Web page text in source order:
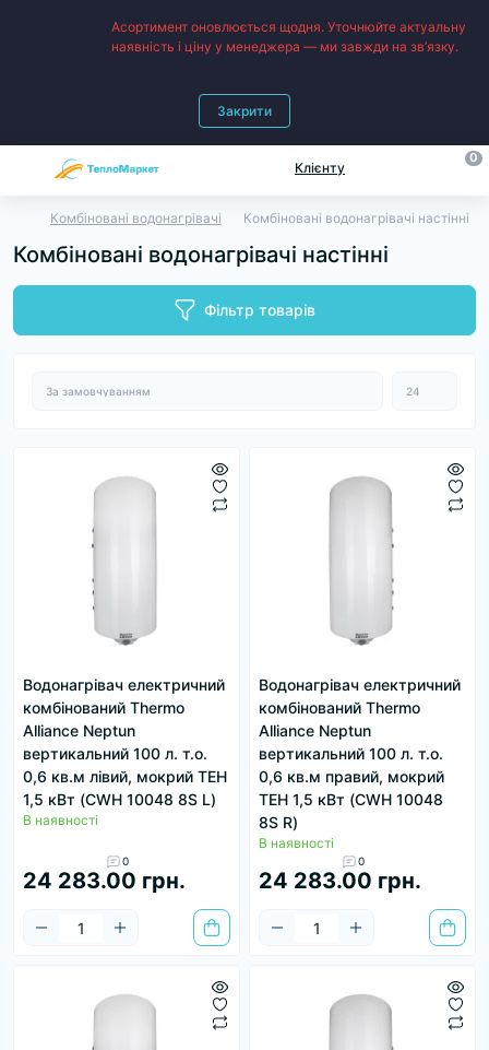
Асортимент оновлюється щодня. Уточнюйте актуальну
наявність і ціну у менеджера — ми завжди на зв’язку.
Закрити
Клієнту
0
Комбіновані водонагрівачі Комбіновані водонагрівачі настінні
Комбіновані водонагрівачі настінні
Фільтр товарів
Водонагрівач електричний
комбінований Thermo
Alliance Neptun
вертикальний 100 л. т.о.
0,6 кв.м лівий, мокрий ТЕН
1,5 кВт (CWH 10048 8S L)
В наявності
0
24 283.00 грн.
Водонагрівач електричний
комбінований Thermo
Alliance Neptun
вертикальний 100 л. т.о.
0,6 кв.м правий, мокрий
ТЕН 1,5 кВт (CWH 10048
8S R)
В наявності
0
24 283.00 грн.